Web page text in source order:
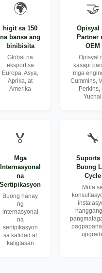
🌍
higit sa 150
na bansa ang
binibisita
Global na
eksport sa
Europa, Asya,
Aprika, at
Amerika
🤝
Opisyal
Partner
OEM
Opisyal
kasapi
mga
Cummins,
Perkins,
Yuchai
🏅
Mga
Internasyonal
na
Sertipikasyon
Buong hanay
ng
internasyonal
na
sertipikasyon
sa kalidad at
kaligtasan
🔧
Suporta
Buong
Cycle
Mula